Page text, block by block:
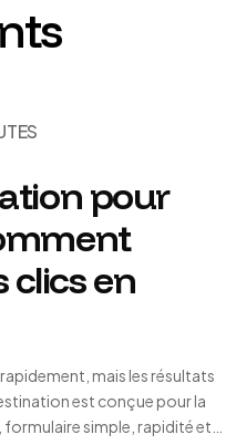
pour
clics en
mais les résultats
est conçue pour la
simple, rapidité et…